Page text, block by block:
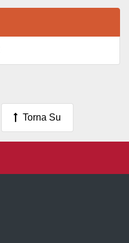
Torna Su